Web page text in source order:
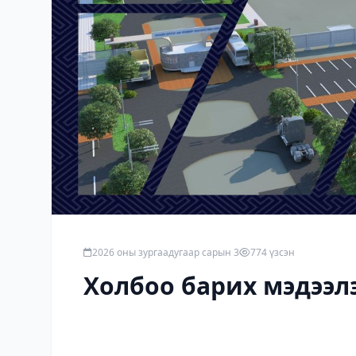
2026 оны зургаадугаар сарын 3 774 үзсэн
Холбоо барих